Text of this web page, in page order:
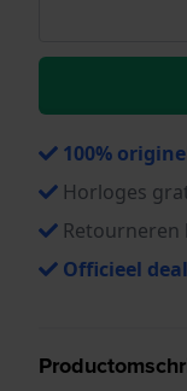
100%
Horloges
Retourneren
Officieel